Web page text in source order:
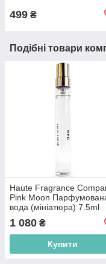
499 ₴
Подібні товари
Haute Fragrance
Pink Moon
вода (мініатюра) 7.5ml
(2000220016834)
1 080 ₴
Купити